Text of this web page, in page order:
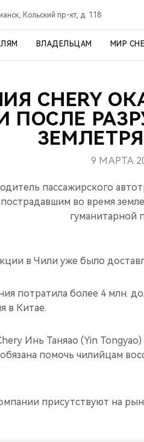
Кольский пр-кт, д. 118
ВЛАДЕЛЬЦАМ МИР
CHERY
ПОСЛЕ
9 МАРТА
пассажирского
во время
гуманитарной
в Чили уже было
потратила более 4 млн.
в Китае.
Инь Таняао (Yin
помочь чилийцам
присутствуют на